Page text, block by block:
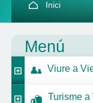
Inici
Menú
Viure a
Turisme a